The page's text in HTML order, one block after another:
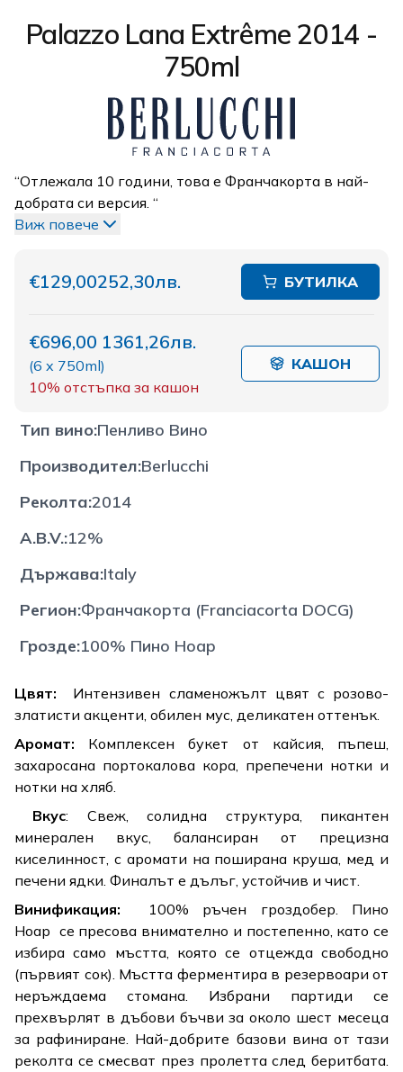
Palazzo Lana Extrême 2014 -
750ml
“Отлежалa 10 години, това е Франчакорта в най-
добрата си версия. “
Виж повече
€129,00252,30лв. БУТИЛКА
€696,00 1361,26лв.
(6 x 750ml)
10% отстъпка за кашон
КАШОН
Тип вино:Пенливо Вино
Производител:Berlucchi
Реколта:2014
A.B.V.:12%
Държава:Italy
Регион:Франчакорта (Franciacorta DOCG)
Грозде:100% Пино Ноар
Цвят: Интензивен сламеножълт цвят с розово-
златисти акценти, обилен мус, деликатен оттенък.
Аромат: Комплексен букет от кайсия, пъпеш,
захаросана портокалова кора, препечени нотки и
нотки на хляб.
Вкус: Свеж, солидна структура, пикантен
минерален вкус, балансиран от прецизна
киселинност, с аромати на поширана круша, мед и
печени ядки. Финалът е дълъг, устойчив и чист.
Винификация: 100% ръчен гроздобер. Пино
Ноар се пресова внимателно и постепенно, като се
избира само мъстта, която се отцежда свободно
(първият сок). Мъстта ферментира в резервоари от
неръждаема стомана. Избрани партиди се
прехвърлят в дъбови бъчви за около шест месеца
за рафиниране. Най-добрите базови вина от тази
реколта се смесват през пролетта след беритбата.